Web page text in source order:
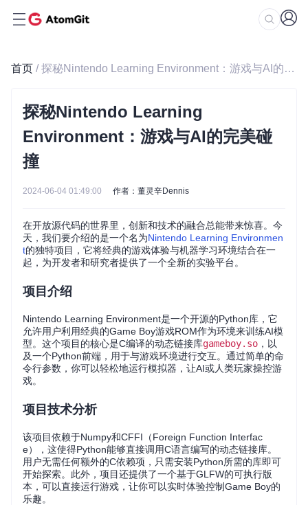
首页 / 探秘Nintendo Learning Environment：游戏与AI的完美碰撞
探秘Nintendo Learning
Environment：游戏与AI的完美碰
撞
2024-06-04 01:49:00 作者：董灵辛Dennis
在开放源代码的世界里，创新和技术的融合总能带来惊喜。今
天，我们要介绍的是一个名为Nintendo Learning Environmen
t的独特项目，它将经典的游戏体验与机器学习环境结合在一
起，为开发者和研究者提供了一个全新的实验平台。
项目介绍
Nintendo Learning Environment是一个开源的Python库，它
允许用户利用经典的Game Boy游戏ROM作为环境来训练AI模
型。这个项目的核心是C编译的动态链接库gameboy.so ，以
及一个Python前端，用于与游戏环境进行交互。通过简单的命
令行参数，你可以轻松地运行模拟器，让AI或人类玩家操控游
戏。
项目技术分析
该项目依赖于Numpy和CFFI（Foreign Function Interfac
e），这使得Python能够直接调用C语言编写的动态链接库。
用户无需任何额外的C依赖项，只需安装Python所需的库即可
开始探索。此外，项目还提供了一个基于GLFW的可执行版
本，可以直接运行游戏，让你可以实时体验控制Game Boy的
乐趣。